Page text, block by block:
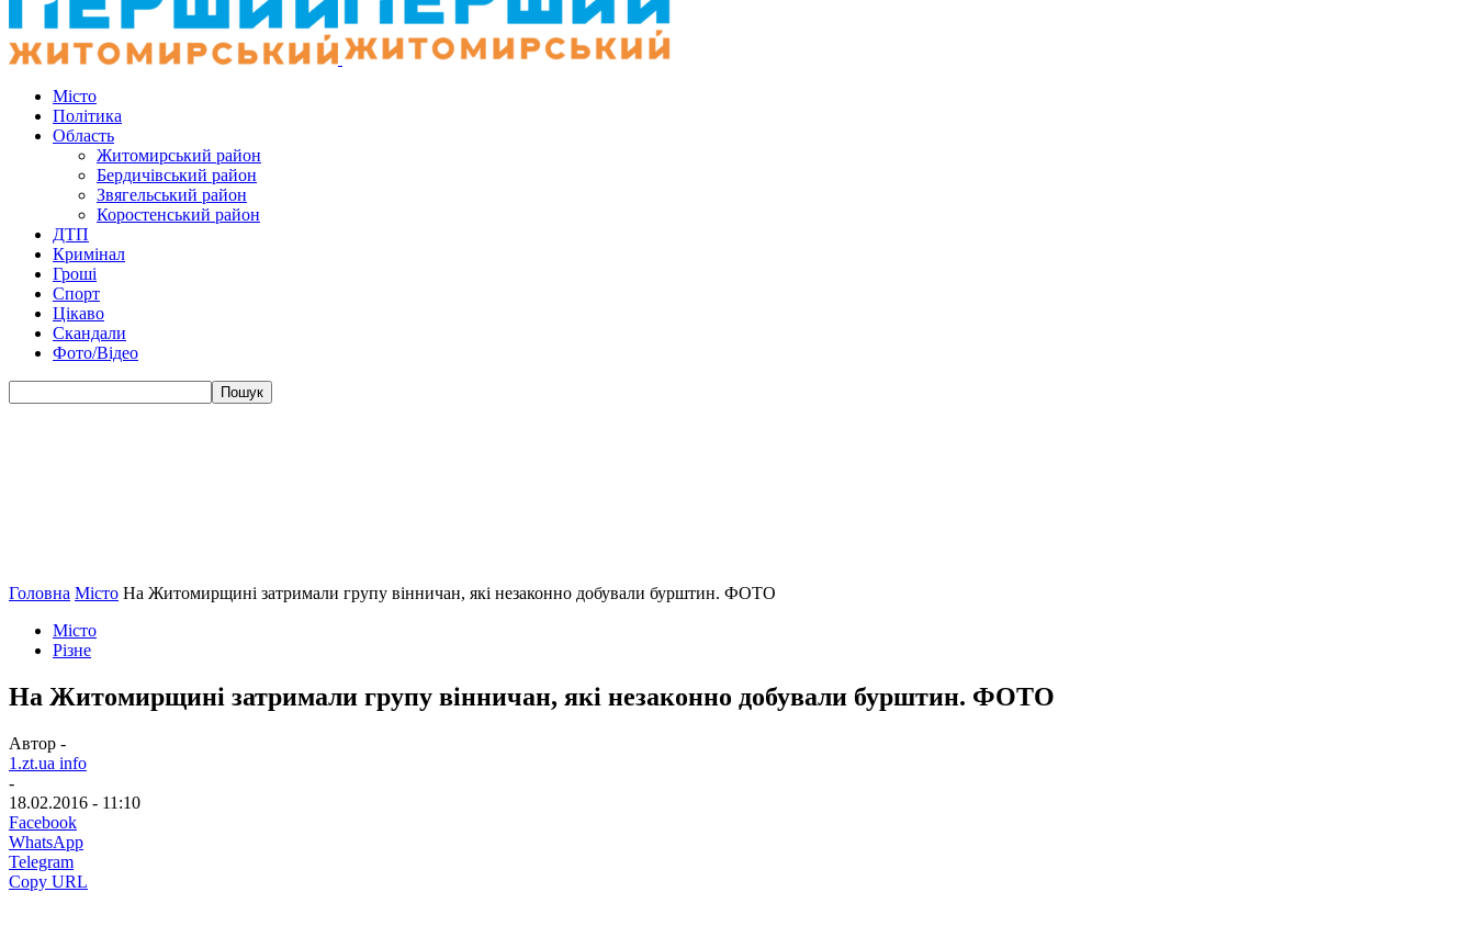
Місто
Політика
Область
Житомирський район
Бердичівський район
Звягельський район
Коростенський район
ДТП
Кримінал
Гроші
Спорт
Цікаво
Скандали
Фото/Відео
Головна Місто На Житомирщині затримали групу вінничан, які незаконно добували бурштин. ФОТО
Місто
Різне
На Житомирщині затримали групу вінничан, які незаконно добували бурштин. ФОТО
Автор -
1.zt.ua info
-
18.02.2016 - 11:10
Facebook
WhatsApp
Telegram
Copy URL